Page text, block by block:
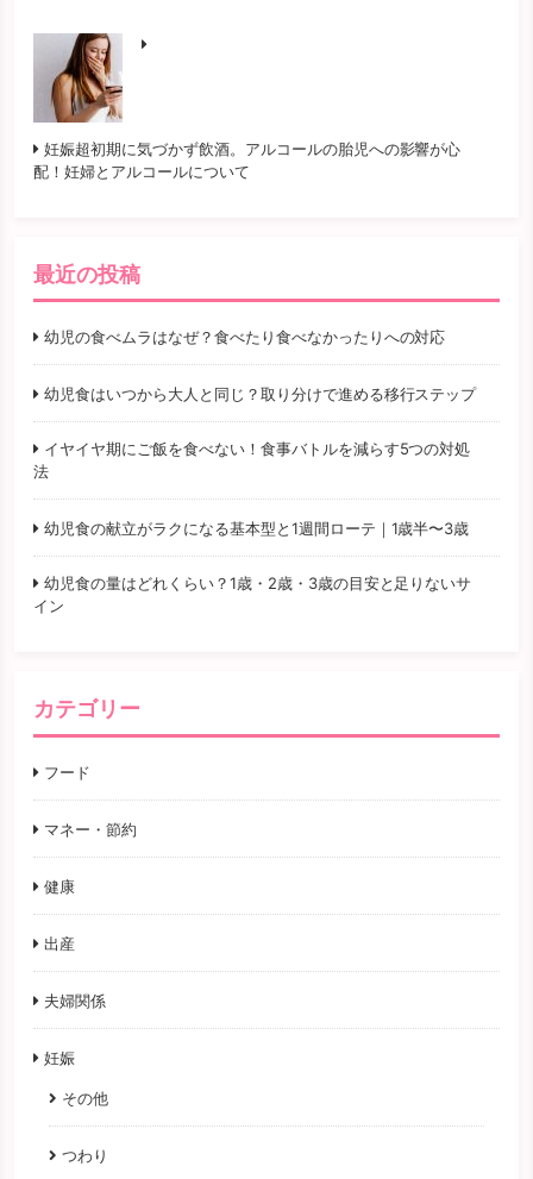
妊娠超初期に気づかず飲酒。アルコールの胎児への影響が心
配！妊婦とアルコールについて
最近の投稿
幼児の食べムラはなぜ？食べたり食べなかったりへの対応
幼児食はいつから大人と同じ？取り分けで進める移行ステップ
イヤイヤ期にご飯を食べない！食事バトルを減らす5つの対処
法
幼児食の献立がラクになる基本型と1週間ローテ｜1歳半〜3歳
幼児食の量はどれくらい？1歳・2歳・3歳の目安と足りないサ
イン
カテゴリー
フード
マネー・節約
健康
出産
夫婦関係
妊娠
その他
つわり